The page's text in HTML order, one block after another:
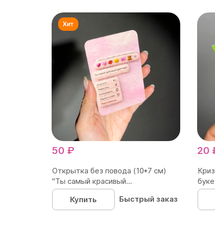
50 ₽
Открытка без повода (10*7 см)
"Ты самый красивый...
Купить
Быстрый заказ
20